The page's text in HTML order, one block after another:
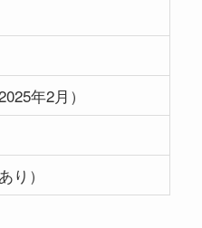
年2月）
り）